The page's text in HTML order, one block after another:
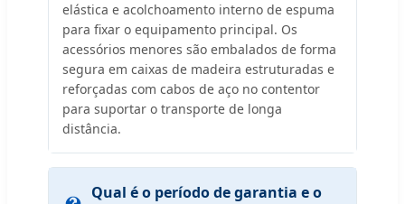
elástica e acolchoamento interno de espuma
para fixar o equipamento principal. Os
acessórios menores são embalados de forma
segura em caixas de madeira estruturadas e
reforçadas com cabos de aço no contentor
para suportar o transporte de longa
distância.
Qual é o período de garantia e o